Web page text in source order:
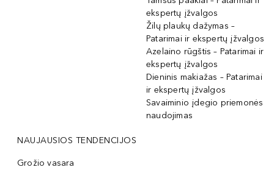
ekspertų įžvalgos
Žilų plaukų dažymas –
Patarimai ir ekspertų įžvalgos
Azelaino rūgštis – Patarimai ir
ekspertų įžvalgos
Dieninis makiažas – Patarimai
ir ekspertų įžvalgos
Savaiminio įdegio priemonės
naudojimas
NAUJAUSIOS TENDENCIJOS
Grožio vasara